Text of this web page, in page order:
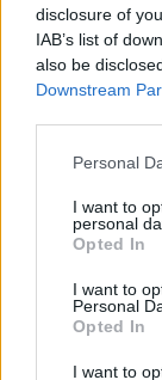
disclosure of
IAB’s list of
also be
Downstream
Personal
I want to
personal
Opted In
I want to
Personal
Opted In
I want to
ALTRE